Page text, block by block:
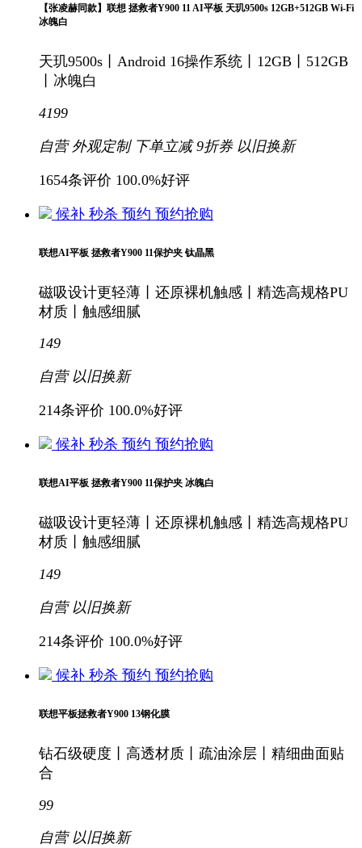
【张凌赫同款】联想 拯救者Y900 11 AI平板 天玑9500s 12GB+512GB Wi-Fi
冰魄白
天玑9500s丨Android 16操作系统丨12GB丨512GB
丨冰魄白
4199
自营 外观定制 下单立减 9折券 以旧换新
1654条评价 100.0%好评
候补 秒杀 预约 预约抢购
联想AI平板 拯救者Y900 11保护夹 钛晶黑
磁吸设计更轻薄丨还原裸机触感丨精选高规格PU
材质丨触感细腻
149
自营 以旧换新
214条评价 100.0%好评
候补 秒杀 预约 预约抢购
联想AI平板 拯救者Y900 11保护夹 冰魄白
磁吸设计更轻薄丨还原裸机触感丨精选高规格PU
材质丨触感细腻
149
自营 以旧换新
214条评价 100.0%好评
候补 秒杀 预约 预约抢购
联想平板拯救者Y900 13钢化膜
钻石级硬度丨高透材质丨疏油涂层丨精细曲面贴
合
99
自营 以旧换新